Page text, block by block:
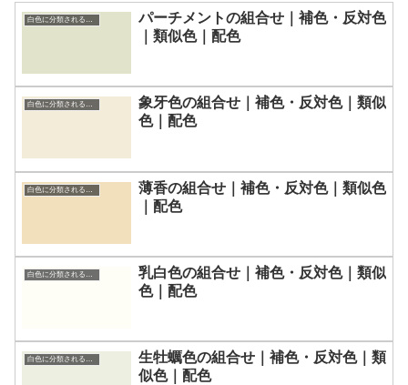
パーチメントの組合せ｜補色・反対色
｜類似色｜配色
白色に分類される色一覧
象牙色の組合せ｜補色・反対色｜類似
色｜配色
薄香の組合せ｜補色・反対色｜類似色
｜配色
白色に分類される色一覧
乳白色の組合せ｜補色・反対色｜類似
色｜配色
白色に分類される色一覧
生牡蠣色の組合せ｜補色・反対色｜類
似色｜配色